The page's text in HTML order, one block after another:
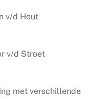
v/d Hout
v/d Stroet
met verschillende